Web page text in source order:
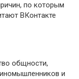
по которым
ВКонтакте
общности,
и